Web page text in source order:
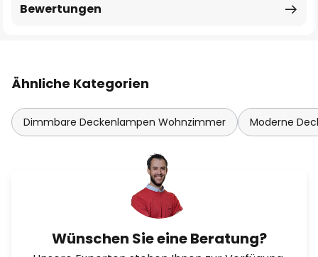
Bewertungen
Ähnliche Kategorien
Dimmbare Deckenlampen Wohnzimmer Moderne
Wünschen Sie eine Beratung?